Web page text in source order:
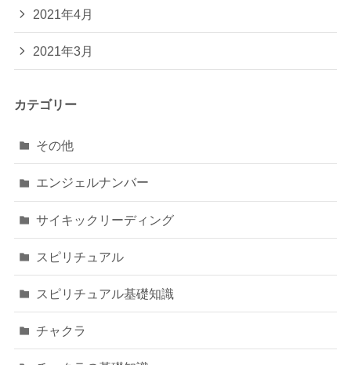
2021年4月
2021年3月
カテゴリー
その他
エンジェルナンバー
サイキックリーディング
スピリチュアル
スピリチュアル基礎知識
チャクラ